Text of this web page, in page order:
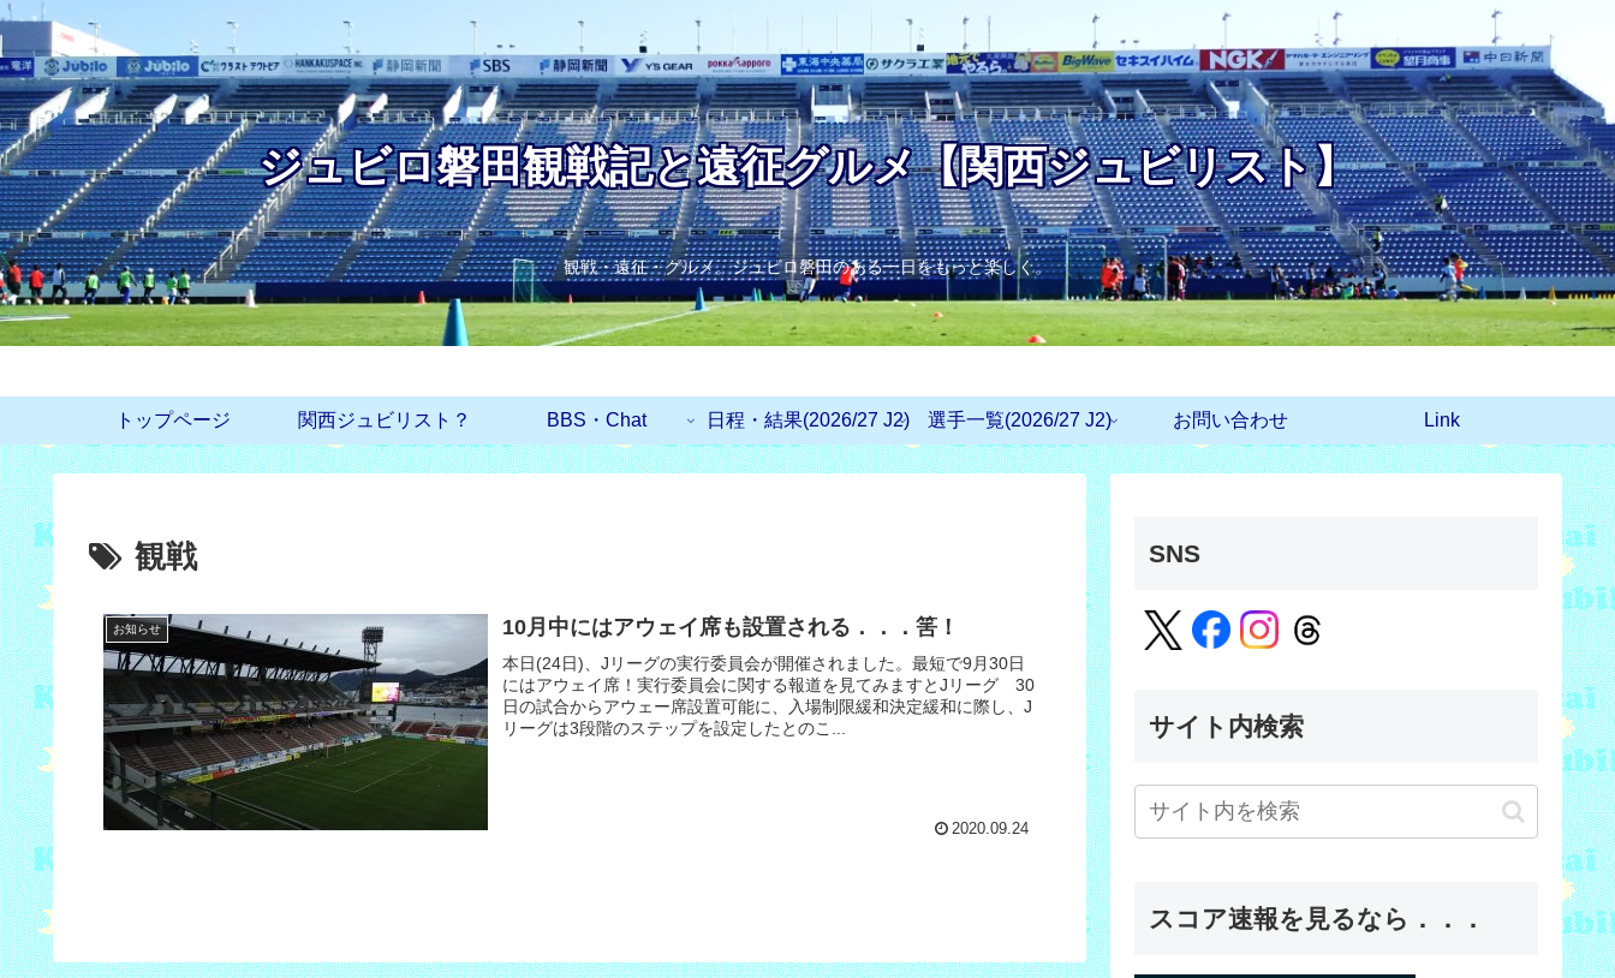
ジュビロ磐田観戦記と遠征グルメ【関西ジュビリスト】
観戦・遠征・グルメ。ジュビロ磐田のある一日をもっと楽しく。
トップページ 関西ジュビリスト？ BBS・Chat 日程・結果(2026/27 J2) 選手一覧(2026/27 J2) お問い合わせ Link
観戦
お知らせ 10月中にはアウェイ席も設置される．．．筈！
本日(24日)、Jリーグの実行委員会が開催されました。最短で9月30日
にはアウェイ席！実行委員会に関する報道を見てみますとJリーグ 30
日の試合からアウェー席設置可能に、入場制限緩和決定緩和に際し、J
リーグは3段階のステップを設定したとのこ...
2020.09.24
SNS
サイト内検索
スコア速報を見るなら．．．